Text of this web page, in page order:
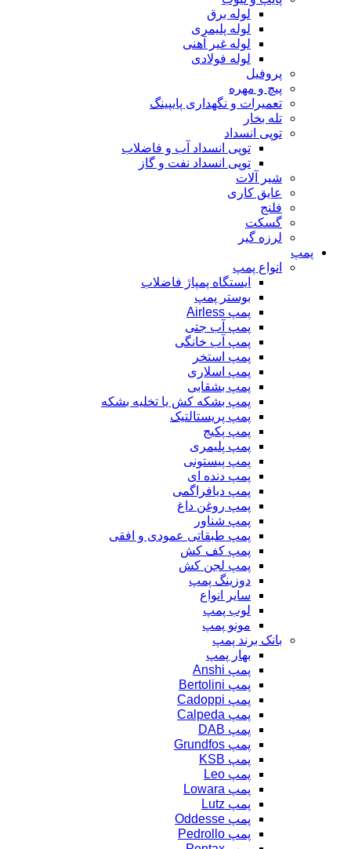
لوله برق
لوله پلیمری
لوله غیر آهنی
لوله فولادی
پروفیل
پیچ و مهره
تعمیرات و نگهداری پایپینگ
تله بخار
توپی انسداد
توپی انسداد آب و فاضلاب
توپی انسداد نفت و گاز
شیر آلات
عایق کاری
فلنج
گسکت
لرزه گیر
پمپ
انواع پمپ
ایستگاه پمپاژ فاضلاب
بوستر پمپ
پمپ Airless
پمپ آب جتی
پمپ آب خانگی
پمپ استخر
پمپ اسلاری
پمپ بشقابی
پمپ بشکه کش یا تخلیه بشکه
پمپ پریستالتیک
پمپ پکیج
پمپ پلیمری
پمپ پیستونی
پمپ دنده ای
پمپ دیافراگمی
پمپ روغن داغ
پمپ شناور
پمپ طبقاتی عمودی و افقی
پمپ کف کش
پمپ لجن کش
دوزینگ پمپ
سایر انواع
لوب پمپ
مونو پمپ
بانک برند پمپ
بهار پمپ
پمپ Anshi
پمپ Bertolini
پمپ Cadoppi
پمپ Calpeda
پمپ DAB
پمپ Grundfos
پمپ KSB
پمپ Leo
پمپ Lowara
پمپ Lutz
پمپ Oddesse
پمپ Pedrollo